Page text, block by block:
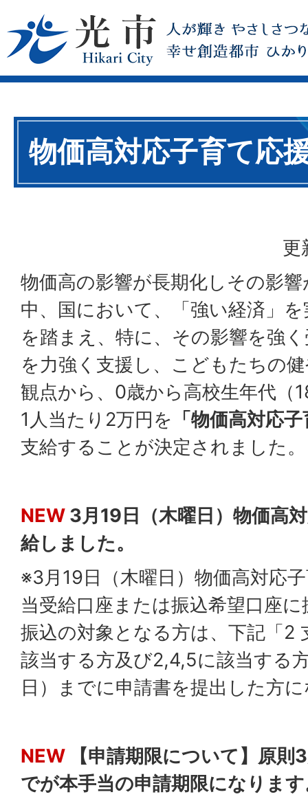
物価高対応子育て応
更
物価高の影響が長期化しその影
中、国において、「強い経済」
を踏まえ、特に、その影響を強
を力強く支援し、こどもたちの
観点から、0歳から高校生年代（
1人当たり2万円を 「物価高対応
支給することが決定されました。
NEW 3月19日（木曜日）物価高
給しました。
※3月19日（木曜日）物価高対応
当受給口座または振込希望口座
振込の対象となる方は、下記「2
該当する方及び2,4,5に該当する
日）までに申請書を提出した方
NEW
【申請期限について】原
でが本手当の申請期限になりま